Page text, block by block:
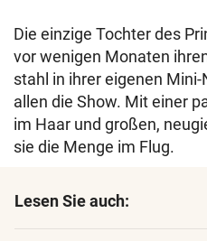
Die einzige Tochter des
vor wenigen Monaten
stahl in ihrer eigenen
allen die Show. Mit einer
im Haar und großen,
sie die Menge im Flug.
Lesen Sie auch: